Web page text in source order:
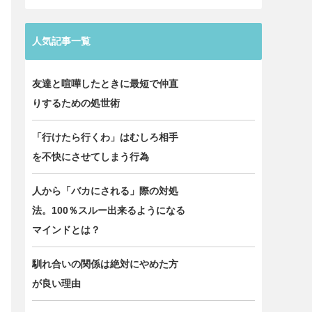
人気記事一覧
友達と喧嘩したときに最短で仲直
りするための処世術
「行けたら行くわ」はむしろ相手
を不快にさせてしまう行為
人から「バカにされる」際の対処
法。100％スルー出来るようになる
マインドとは？
馴れ合いの関係は絶対にやめた方
が良い理由